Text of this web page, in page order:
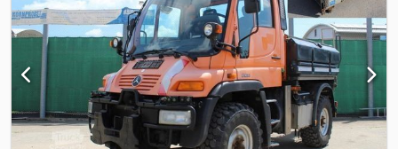
velocidades com 2 grupos de engrenagens 191.537 km Número de
série: 40612110009837 Pneus: 14.00 R20, aproximadamente 90%
de vida útil Distância entre eixos: 238 cm Tanque de 65 litros
Suspensão por molas helicoidais Peso total: 5.800 kg, peso em
vazio: 4.800 kg, capacidade de carga: 800 kg Guindaste: HMF 353
K2 Ano de fabricação: 1989 Capacidade: 1,85 m: 1.475 kg - 3,27 m:
840 kg - 4,52 m: 590 kg - 5,75 m: 465 kg Guincho hidráulico TDF
com conexões de óleo para vassoura e lâmina de neve 1 engate